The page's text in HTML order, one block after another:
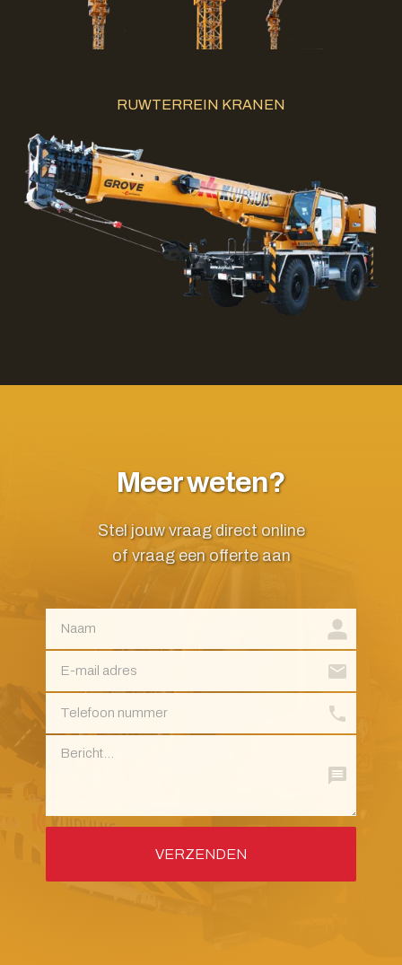
RUWTERREIN KRANEN
Meer weten?
Stel jouw vraag direct online
of vraag een offerte aan